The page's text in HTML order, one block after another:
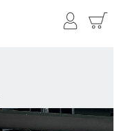
マイペ